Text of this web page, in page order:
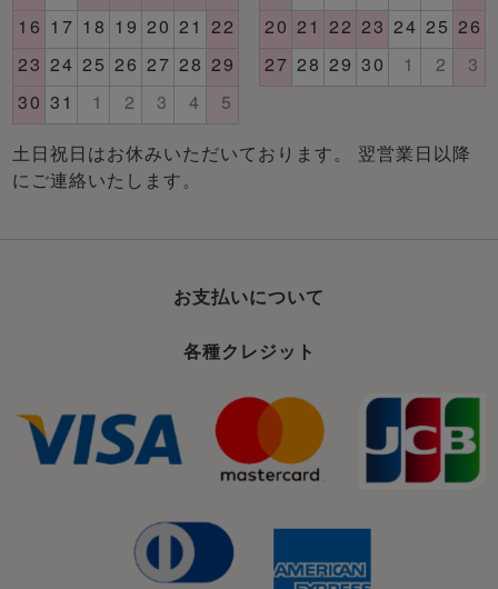
土日祝日はお休みいただいております。 翌営業日以降
にご連絡いたします。
お支払いについて
各種クレジット